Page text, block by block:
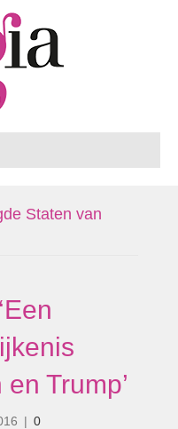
Staten van
Trump’
| 0